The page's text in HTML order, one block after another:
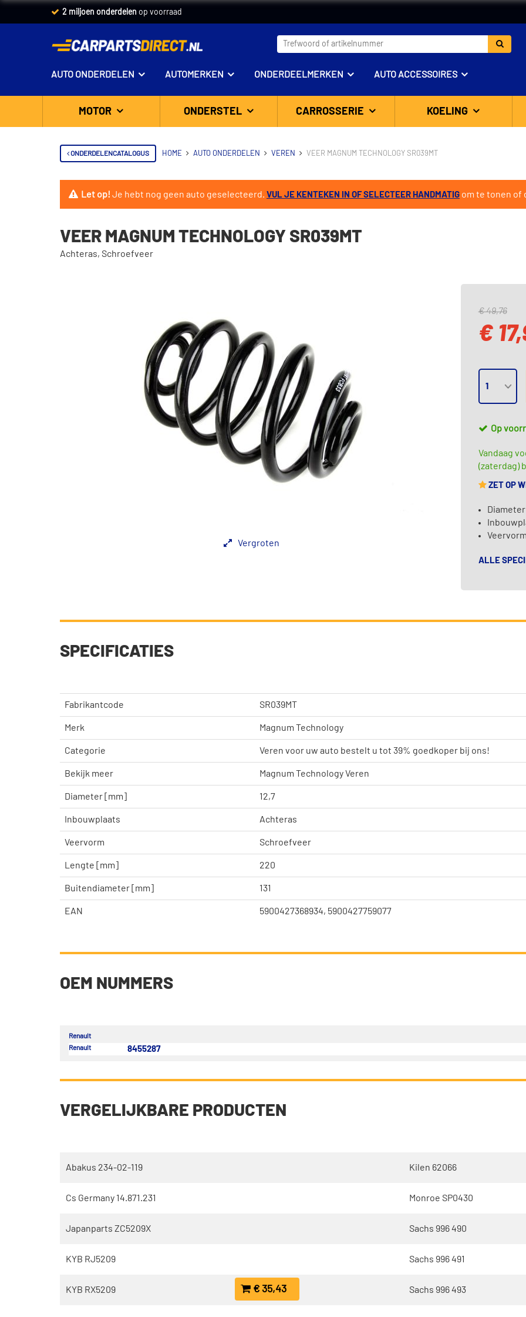
2 miljoen onderdelen op voorraad
AUTO ONDERDELEN AUTOMERKEN ONDERDEELMERKEN AUTO ACCESSOIRES
MOTOR ONDERSTEL CARROSSERIE KOELING
ONDERDELENCATALOGUS HOME AUTO ONDERDELEN VEREN VEER MAGNUM TECHNOLOGY SR039MT
Let op!Je hebt nog geen auto geselecteerd. VUL JE KENTEKEN IN OF SELECTEER HANDMATIG om te tonen of
VEER MAGNUM TECHNOLOGY SR039MT
Achteras, Schroefveer
Vergroten
€ 49,76
€
Op
Vandaag
(zaterdag)
ZET OP
ALLE
SPECIFICATIES
Fabrikantcode SR039MT
Merk Magnum Technology
Categorie Veren voor uw auto bestelt u tot 39% goedkoper bij ons!
Bekijk meer Magnum Technology Veren
Diameter [mm] 12,7
Inbouwplaats Achteras
Veervorm Schroefveer
Lengte [mm] 220
Buitendiameter [mm] 131
EAN 5900427368934, 5900427759077
OEM NUMMERS
Renault
Renault
8455287
VERGELIJKBARE PRODUCTEN
Abakus 234-02-119
Cs Germany 14.871.231
Japanparts ZC5209X
KYB RJ5209
KYB RX5209 € 35,43
Kilen 62066
Monroe SP0430
Sachs 996 490
Sachs 996 491
Sachs 996 493